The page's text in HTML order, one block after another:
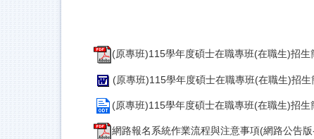
(原專班)115學年度碩士在職專班(在職生)招生
(原專班)115學年度碩士在職專班(在職生)招
(原專班)115學年度碩士在職專班(在職生)招生
網路報名系統作業流程與注意事項(網路公告